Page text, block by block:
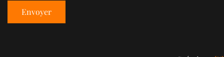
Envoyer